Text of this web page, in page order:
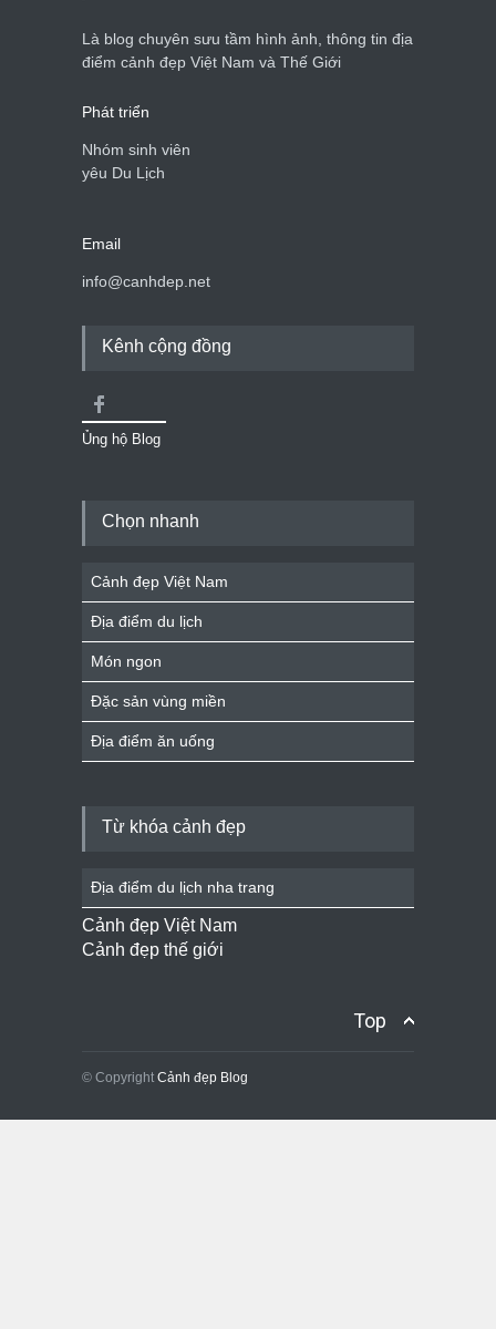
Là blog chuyên sưu tầm hình ảnh, thông tin địa
điểm cảnh đẹp Việt Nam và Thế Giới
Phát triển
Nhóm sinh viên
yêu Du Lịch
Email
info@canhdep.net
Kênh cộng đồng
Ủng hộ Blog
Chọn nhanh
Cảnh đẹp Việt Nam
Địa điểm du lịch
Món ngon
Đặc sản vùng miền
Địa điểm ăn uống
Từ khóa cảnh đẹp
Địa điểm du lịch nha trang
Cảnh đẹp Việt Nam
Cảnh đẹp thế giới
Top
© Copyright Cảnh đẹp Blog